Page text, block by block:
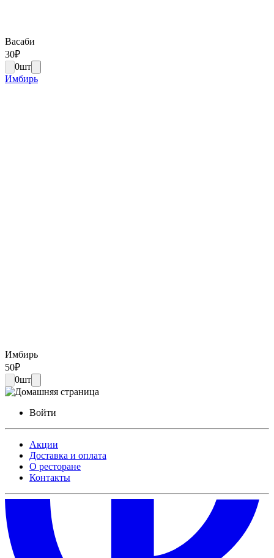
Васаби
30₽
0шт
Имбирь
Имбирь
50₽
0шт
Войти
Акции
Доставка и оплата
О ресторане
Контакты